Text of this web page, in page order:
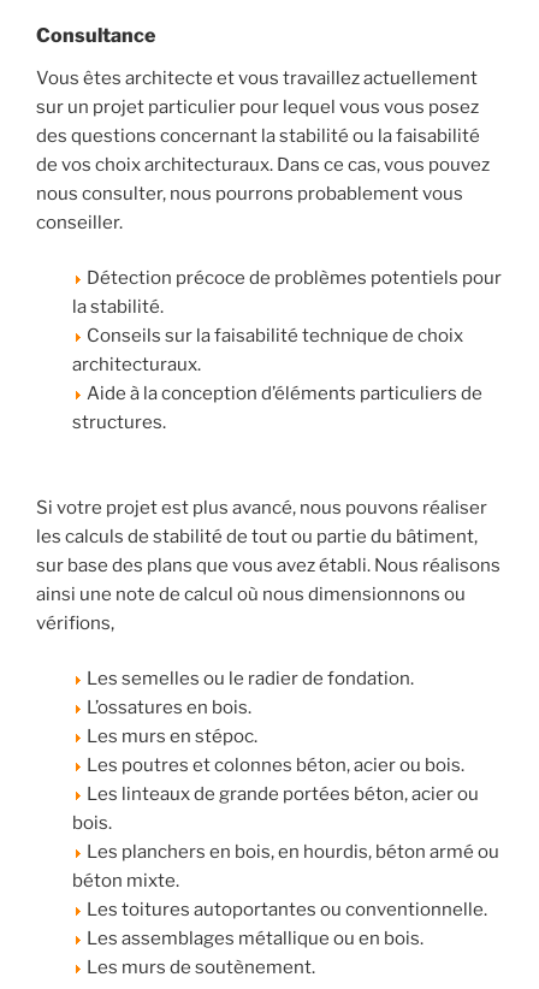
Consultance
Vous êtes architecte et vous travaillez actuellement
sur un projet particulier pour lequel vous vous posez
des questions concernant la stabilité ou la faisabilité
de vos choix architecturaux. Dans ce cas, vous pouvez
nous consulter, nous pourrons probablement vous
conseiller.
Détection précoce de problèmes potentiels pour
la stabilité.
Conseils sur la faisabilité technique de choix
architecturaux.
Aide à la conception d’éléments particuliers de
structures.
Si votre projet est plus avancé, nous pouvons réaliser
les calculs de stabilité de tout ou partie du bâtiment,
sur base des plans que vous avez établi. Nous réalisons
ainsi une note de calcul où nous dimensionnons ou
vérifions,
Les semelles ou le radier de fondation.
L’ossatures en bois.
Les murs en stépoc.
Les poutres et colonnes béton, acier ou bois.
Les linteaux de grande portées béton, acier ou
bois.
Les planchers en bois, en hourdis, béton armé ou
béton mixte.
Les toitures autoportantes ou conventionnelle.
Les assemblages métallique ou en bois.
Les murs de soutènement.